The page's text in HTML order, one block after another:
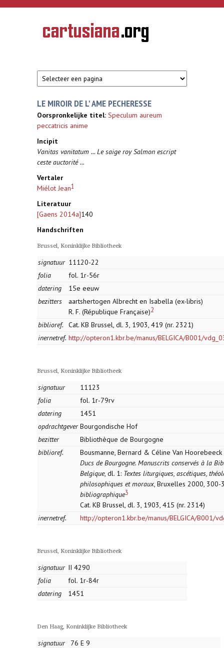
Overslaan en naar de inhoud gaan
CARTUSIANA
Geschiedenis
van de
LE MIROIR DE L' AME PECHERESSE
Oorspronkelijke titel: Speculum aureum
peccatricis anime
Incipit
Vanitas vanitatum ... Le saige roy Salmon escript
ceste auctorité ...
Vertaler
Miélot Jean1
Literatuur
[Gaens 2014a]140
Handschriften
Brussel, Koninklijke Bibliotheek
signatuur 11120-22
folia
fol. 1r-56r
datering
15e eeuw
bezitters
aartshertogen Albrecht en Isabella (ex-libris)
R. F. (République Française)2
biblioref.
Cat. KB Brussel, dl. 3, 1903, 419 (nr. 2321)
inernetref. http://opteron1.kbr.be/manus/BELGICA/B001/
Brussel, Koninklijke Bibliotheek
signatuur
11123
folia
fol. 1r-79rv
datering
1451
opdrachtgever Bourgondische Hof
bezitter
Bibliothèque de Bourgogne
biblioref.
Bousmanne, Bernard & Céline Van
Ducs de Bourgogne. Manuscrits conservés à la
Belgique, dl. 1: Textes liturgiques, ascétiques,
philosophiques et moraux, Bruxelles 2000,
bibliographique3
Cat. KB Brussel, dl. 3, 1903, 415 (nr. 2314)
inernetref.
http://opteron1.kbr.be/manus/BELGICA/B001/
Brussel, Koninklijke Bibliotheek
signatuur II 4290
folia
fol. 1r-84r
datering
1451
Den Haag, Koninklijke Bibliotheek
signatuur
76 E 9